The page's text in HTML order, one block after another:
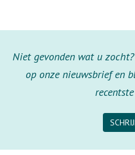
Niet gevonden wat u
op onze nieuwsbrief en